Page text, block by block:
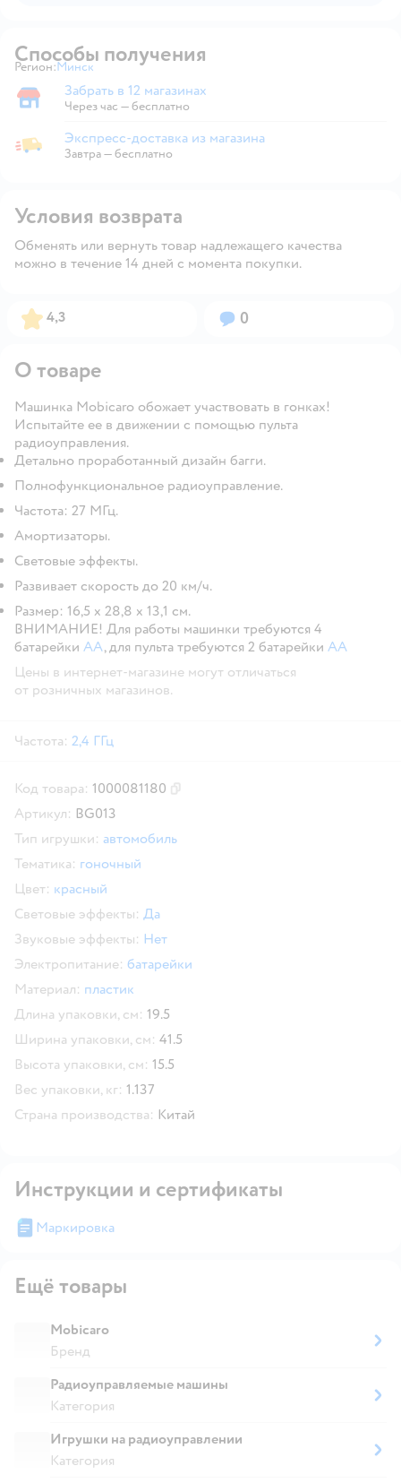
Способы получения
Регион: Выбор адреса доставки.
Минск
Забрать в магазине
Забрать в 12 магазинах
Через час — бесплатно
Экспресс-доставка из магазина
Экспресс-доставка из магазина
Завтра—бесплатно
Условия возврата
Обменять или вернуть товар надлежащего качества
можно в течение 14 дней с момента покупки.
Рейтинг:
4,3 Вопросов:
0
О товаре
Машинка Mobicaro обожает участвовать в гонках!
Испытайте ее в движении с помощью пульта
радиоуправления.
Детально проработанный дизайн багги.
Полнофункциональное радиоуправление.
Частота: 27 МГц.
Амортизаторы.
Световые эффекты.
Развивает скорость до 20 км/ч.
Размер: 16,5 х 28,8 х 13,1 см.
ВНИМАНИЕ! Для работы машинки требуются 4
батарейки АА, для пульта требуются 2 батарейки АА
Цены в интернет-магазине могут отличаться
от розничных магазинов.
Частота: 2,4 ГГц
Код товара: 1000081180
Артикул: BG013
Тип игрушки: автомобиль
Тематика: гоночный
Цвет: красный
Световые эффекты: Да
Звуковые эффекты: Нет
Электропитание: батарейки
Материал: пластик
Длина упаковки, см: 19.5
Ширина упаковки, см: 41.5
Высота упаковки, см: 15.5
Вес упаковки, кг: 1.137
Страна производства: Китай
Инструкции и сертификаты
Маркировка
Ещё товары
Mobicaro
Бренд
Радиоуправляемые машины
Категория
Игрушки на радиоуправлении
Категория